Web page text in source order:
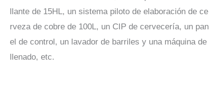
llante de 15HL, un sistema piloto de elaboración de ce
rveza de cobre de 100L, un CIP de cervecería, un pan
el de control, un lavador de barriles y una máquina de
llenado, etc.